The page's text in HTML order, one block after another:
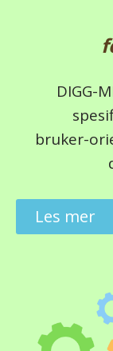
DIGG-
bruker-
Les mer